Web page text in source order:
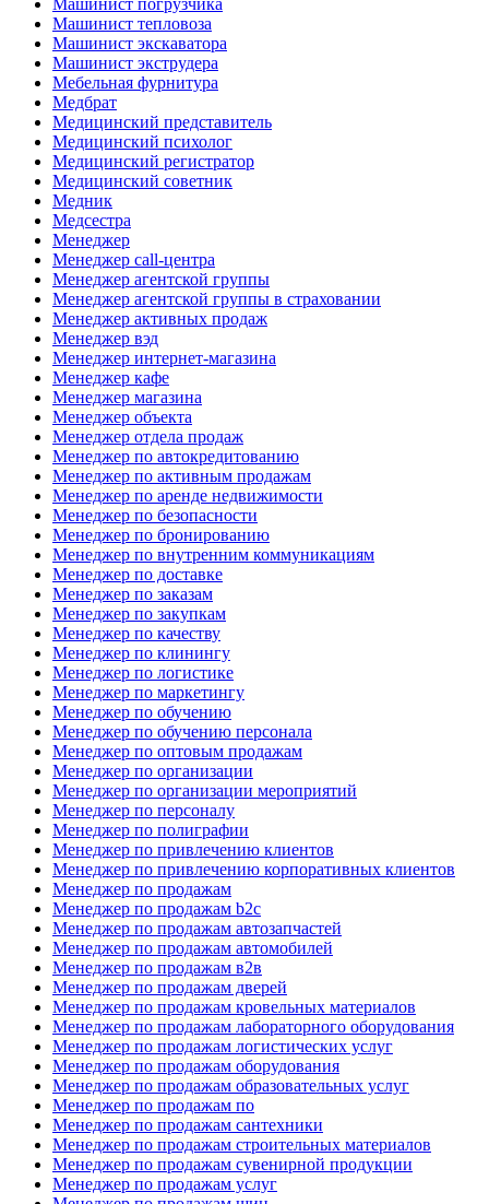
Машинист погрузчика
Машинист тепловоза
Машинист экскаватора
Машинист экструдера
Мебельная фурнитура
Медбрат
Медицинский представитель
Медицинский психолог
Медицинский регистратор
Медицинский советник
Медник
Медсестра
Менеджер
Менеджер call-центра
Менеджер агентской группы
Менеджер агентской группы в страховании
Менеджер активных продаж
Менеджер вэд
Менеджер интернет-магазина
Менеджер кафе
Менеджер магазина
Менеджер объекта
Менеджер отдела продаж
Менеджер по автокредитованию
Менеджер по активным продажам
Менеджер по аренде недвижимости
Менеджер по безопасности
Менеджер по бронированию
Менеджер по внутренним коммуникациям
Менеджер по доставке
Менеджер по заказам
Менеджер по закупкам
Менеджер по качеству
Менеджер по клинингу
Менеджер по логистике
Менеджер по маркетингу
Менеджер по обучению
Менеджер по обучению персонала
Менеджер по оптовым продажам
Менеджер по организации
Менеджер по организации мероприятий
Менеджер по персоналу
Менеджер по полиграфии
Менеджер по привлечению клиентов
Менеджер по привлечению корпоративных клиентов
Менеджер по продажам
Менеджер по продажам b2c
Менеджер по продажам автозапчастей
Менеджер по продажам автомобилей
Менеджер по продажам в2в
Менеджер по продажам дверей
Менеджер по продажам кровельных материалов
Менеджер по продажам лабораторного оборудования
Менеджер по продажам логистических услуг
Менеджер по продажам оборудования
Менеджер по продажам образовательных услуг
Менеджер по продажам по
Менеджер по продажам сантехники
Менеджер по продажам строительных материалов
Менеджер по продажам сувенирной продукции
Менеджер по продажам услуг